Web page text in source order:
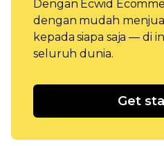
Dengan Ecwid
dengan mudah
kepada siapa saja — di
seluruh dunia.
Get